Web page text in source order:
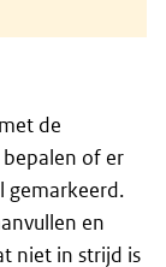
de
of er
gemarkeerd.
en
niet in strijd is